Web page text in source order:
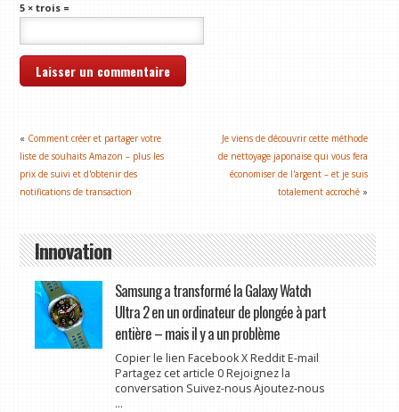
5 × trois =
« Comment créer et partager votre
liste de souhaits Amazon – plus les
prix de suivi et d'obtenir des
notifications de transaction
Je viens de découvrir cette méthode
de nettoyage japonaise qui vous fera
économiser de l'argent – et je suis
totalement accroché »
Innovation
Samsung a transformé la Galaxy Watch
Ultra 2 en un ordinateur de plongée à part
entière – mais il y a un problème
Copier le lien Facebook X Reddit E-mail
Partagez cet article 0 Rejoignez la
conversation Suivez-nous Ajoutez-nous
...